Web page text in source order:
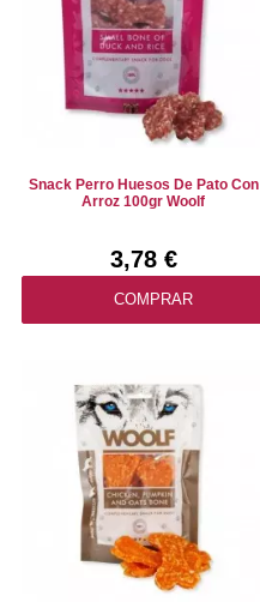
Snack Perro Huesos De Pato Con
Arroz 100gr Woolf
3,78 €
COMPRAR